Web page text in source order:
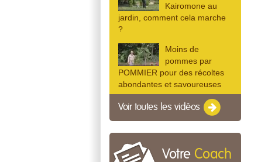
Kairomone au
jardin, comment cela marche
?
Moins de
pommes par
POMMIER pour des récoltes
abondantes et savoureuses
Voir toutes les vidéos
Votre Coach